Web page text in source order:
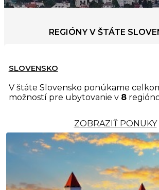
REGIÓNY V ŠTÁTE
SLOVENSKO
V štáte Slovensko ponúkame
možností pre ubytovanie v 8
ZOBRAZIŤ PONUKY